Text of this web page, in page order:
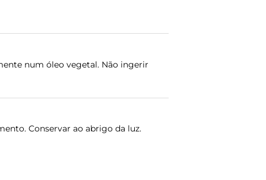
num óleo vegetal. Não ingerir
Conservar ao abrigo da luz.